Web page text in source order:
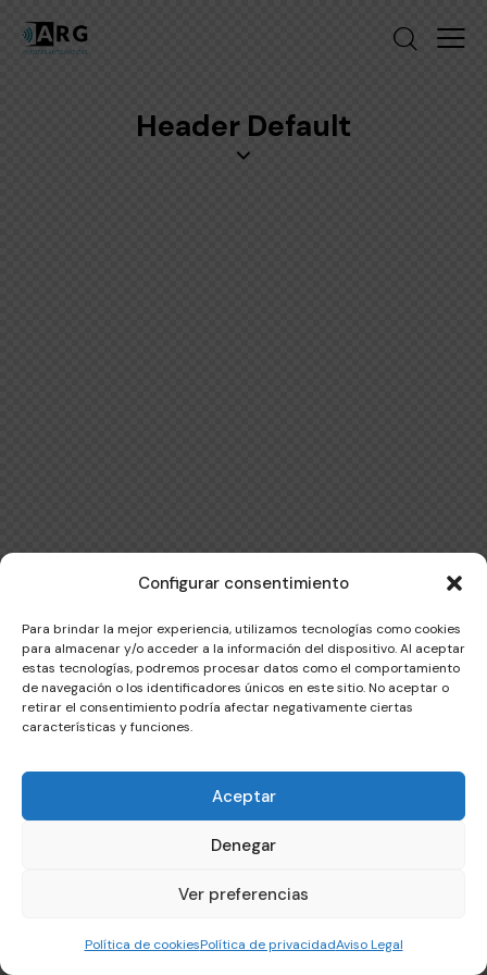
Configurar consentimiento
Para brindar la mejor experiencia, utilizamos tecnologías como cookies
para almacenar y/o acceder a la información del dispositivo. Al aceptar
estas tecnologías, podremos procesar datos como el comportamiento
de navegación o los identificadores únicos en este sitio. No aceptar o
retirar el consentimiento podría afectar negativamente ciertas
características y funciones.
Aceptar
Denegar
Ver preferencias
Política de cookiesPolítica de privacidadAviso Legal
Header Default